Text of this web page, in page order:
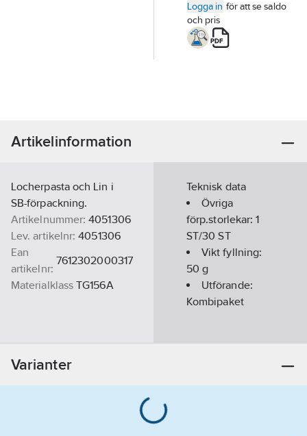
Logga in för att se saldo
och pris
Artikelinformation
Locherpasta och Lin i
SB-förpackning.
Artikelnummer: 4051306
Lev. artikelnr: 4051306
Ean
artikelnr:
7612302000317
Materialklass TG156A
Teknisk data
Övriga
förp.storlekar:1
ST/30 ST
Vikt fyllning:
50 g
Utförande:
Kombipaket
Varianter